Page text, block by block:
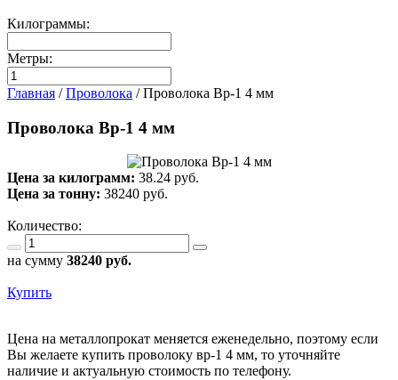
Килограммы:
Метры:
Главная /Проволока /Проволока Вр-1 4 мм
Проволока Вр-1 4 мм
Цена за килограмм: 38.24 руб.
Цена за тонну: 38240 руб.
Количество:
на сумму 38240 руб.
Купить
Цена на металлопрокат меняется еженедельно, поэтому если
Вы желаете купить проволоку вр-1 4 мм, то уточняйте
наличие и актуальную стоимость по телефону.